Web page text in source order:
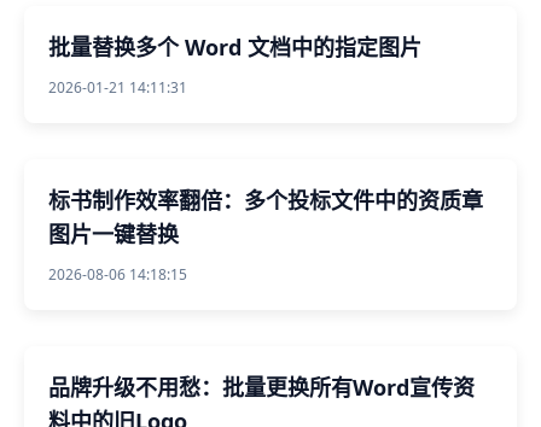
批量替换多个 Word 文档中的指定图片
2026-01-21 14:11:31
标书制作效率翻倍：多个投标文件中的资质章
图片一键替换
2026-08-06 14:18:15
品牌升级不用愁：批量更换所有Word宣传资
料中的旧Logo